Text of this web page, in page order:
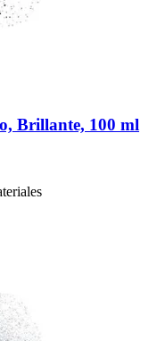
Brillante, 100 ml